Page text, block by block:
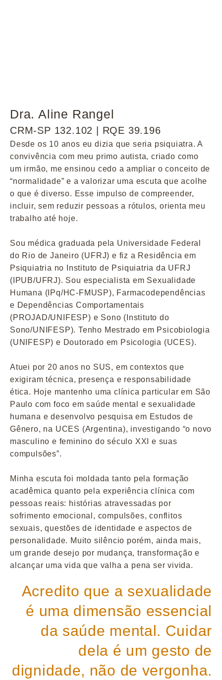
Dra. Aline Rangel
CRM-SP 132.102 | RQE 39.196
Desde os 10 anos eu dizia que seria psiquiatra. A
convivência com meu primo autista, criado como
um irmão, me ensinou cedo a ampliar o conceito de
“normalidade” e a valorizar uma escuta que acolhe
o que é diverso. Esse impulso de compreender,
incluir, sem reduzir pessoas a rótulos, orienta meu
trabalho até hoje.
Sou médica graduada pela Universidade Federal
do Rio de Janeiro (UFRJ) e fiz a Residência em
Psiquiatria no Instituto de Psiquiatria da UFRJ
(IPUB/UFRJ). Sou especialista em Sexualidade
Humana (IPq/HC-FMUSP), Farmacodependências
e Dependências Comportamentais
(PROJAD/UNIFESP) e Sono (Instituto do
Sono/UNIFESP). Tenho Mestrado em Psicobiologia
(UNIFESP) e Doutorado em Psicologia (UCES).
Atuei por 20 anos no SUS, em contextos que
exigiram técnica, presença e responsabilidade
ética. Hoje mantenho uma clínica particular em São
Paulo com foco em saúde mental e sexualidade
humana e desenvolvo pesquisa em Estudos de
Gênero, na UCES (Argentina), investigando “o novo
masculino e feminino do século XXI e suas
compulsões”.
Minha escuta foi moldada tanto pela formação
acadêmica quanto pela experiência clínica com
pessoas reais: histórias atravessadas por
sofrimento emocional, compulsões, conflitos
sexuais, questões de identidade e aspectos de
personalidade. Muito silêncio porém, ainda mais,
um grande desejo por mudança, transformação e
alcançar uma vida que valha a pena ser vivida.
Acredito que a sexualidade
é uma dimensão essencial
da saúde mental. Cuidar
dela é um gesto de
dignidade, não de vergonha.